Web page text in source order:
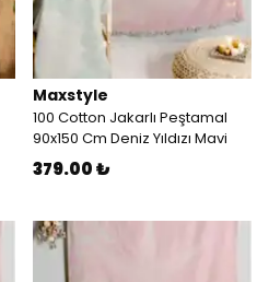
Maxstyle
100 Cotton Jakarlı Peştamal
90x150 Cm Deniz Yıldızı Mavi
379.00 ₺